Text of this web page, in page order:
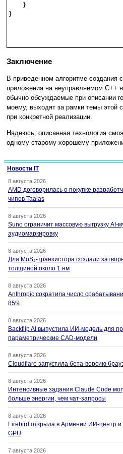
}
}
Заключение
В приведенном алгоритме создания
приложения на неуправляемом C++
обычно обсуждаемые при описании
моему, выходят за рамки темы этой
при конкретной реализации.
Надеюсь, описанная технология
одному старому хорошему
Новости IT
8 августа 2026
AMD договорилась о покупке
чипов Taalas
8 августа 2026
Suno ограничит массовую выгрузку AI-
аудиомаркировку
8 августа 2026
Для MoS₂-транзистора создали
толщиной около 1 нм
8 августа 2026
Anthropic сократила число
85%
8 августа 2026
Backflip AI выпустила ИИ-модель для
параметрические CAD-модели
8 августа 2026
Cloudflare запустила бета-версию
8 августа 2026
Интенсивные задания Claude Code
больше энергии, чем чат-запросы
8 августа 2026
Firebird открыла в Армении ИИ-центр и
GPU
7 августа 2026